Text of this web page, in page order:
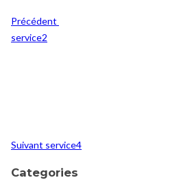
Précédent
service2
Suivant service4
Categories